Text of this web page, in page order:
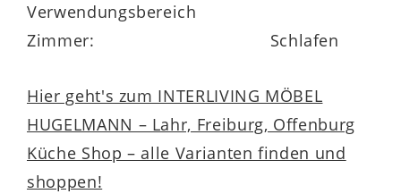
Verwendungsbereich
Zimmer:
Schlafen
Hier geht's zum INTERLIVING MÖBEL
HUGELMANN – Lahr, Freiburg, Offenburg
Küche Shop – alle Varianten finden und
shoppen!